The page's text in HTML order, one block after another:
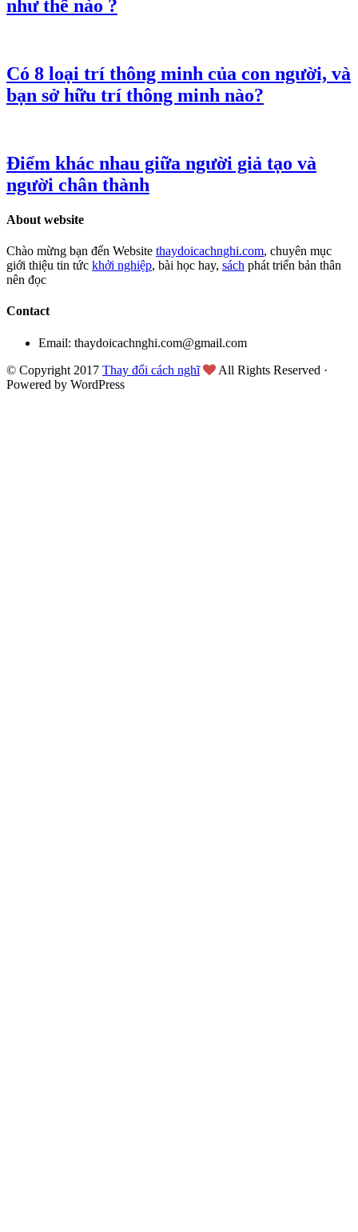
như thế nào ?
Có 8 loại trí thông minh của con người, và
bạn sở hữu trí thông minh nào?
Điểm khác nhau giữa người giả tạo và
người chân thành
About website
Chào mừng bạn đến Website thaydoicachnghi.com, chuyên mục
giới thiệu tin tức khởi nghiệp, bài học hay, sách phát triển bản thân
nên đọc
Contact
Email: thaydoicachnghi.com@gmail.com
© Copyright 2017 Thay đổi cách nghĩ
All Rights Reserved ·
Powered by WordPress